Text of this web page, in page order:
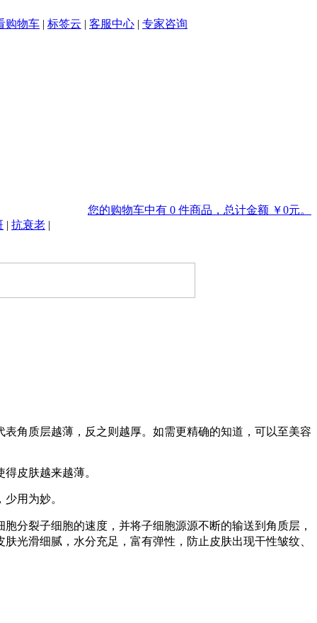
购物车 | 标签云 | 客服中心 | 专家咨询
您的购物车中有 0 件商品，总计金额 ￥0元。
| 抗衰老 |
角质层越薄，反之则越厚。如需更精确的知道，可以至美容
皮肤越来越薄。
用为妙。
裂子细胞的速度，并将子细胞源源不断的输送到角质层，
光滑细腻，水分充足，富有弹性，防止皮肤出现干性皱纹、